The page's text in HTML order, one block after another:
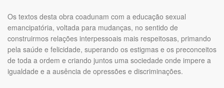
Os textos desta obra coadunam com a educação sexual
emancipatória, voltada para mudanças, no sentido de
construirmos relações interpessoais mais respeitosas, primando
pela saúde e felicidade, superando os estigmas e os preconceitos
de toda a ordem e criando juntos uma sociedade onde impere a
igualdade e a ausência de opressões e discriminações.